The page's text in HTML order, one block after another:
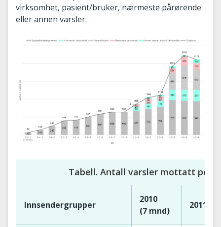
virksomhet, pasient/bruker, nærmeste pårørende
eller annen varsler.
Tabell. Antall varsler mottatt per
Innsendergrupper
2010
(7 mnd)
2011